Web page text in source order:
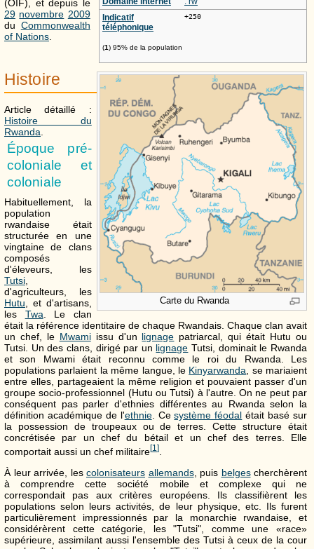
Indicatif
téléphonique
+250
(1) 95% de la population
Carte du Rwanda
(OIF), et depuis le
29 novembre 2009
du Commonwealth
of Nations
Histoire
Article détaillé :
Histoire du
Rwanda
Époque pré-
coloniale et
coloniale
Habituellement, la
population
rwandaise était
structurée en une
vingtaine de clans
composés
d'éleveurs, les
Tutsi
d'agriculteurs, les
Hutu , et d'artisans,
les Twa . Le clan
était la référence identitaire de chaque Rwandais. Chaque clan avait
un chef, le Mwamiissu d'un lignage patriarcal, qui était Hutu ou
Tutsi. Un des clans, dirigé par un lignage Tutsi, dominait le Rwanda
et son Mwami était reconnu comme le roi du Rwanda. Les
populations parlaient la même langue, le Kinyarwanda , se mariaient
entre elles, partageaient la même religion et pouvaient passer d'un
groupe socio-professionnel (Hutu ou Tutsi) à l'autre. On ne peut par
conséquent pas parler d'ethnies différentes au Rwanda selon la
définition académique de l'ethnie. Cesystème féodal était basé sur
la possession de troupeaux ou de terres. Cette structure était
concrétisée par un chef du bétail et un chef des terres. Elle
comportait aussi un chef militaire[1 ]
À leur arrivée, les colonisateurs allemands, puis belgescherchèrent
à comprendre cette société mobile et complexe qui ne
correspondait pas aux critères européens. Ils classifièrent les
populations selon leurs activités, de leur physique, etc. Ils furent
particulièrement impressionnés par la monarchie rwandaise, et
considérèrent cette catégorie, les "Tutsi", comme une «race»
supérieure, assimilant aussi l'ensemble des Tutsi à ceux de la cour